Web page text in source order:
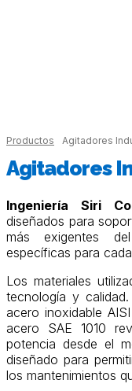
Productos Agitadores
Agitadores
Ingeniería Siri
diseñados para
más exigentes
específicas para
Los materiales
tecnología y
acero inoxidable
acero SAE 1010
potencia desde el
diseñado para
los mantenimientos